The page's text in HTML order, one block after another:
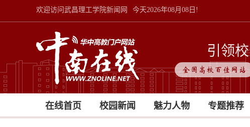
欢迎访问武昌理工学院新闻网 今天2026年08月08日!
引领
全国高校百佳网站
在线首页 校园新闻 魅力人物 专题推荐